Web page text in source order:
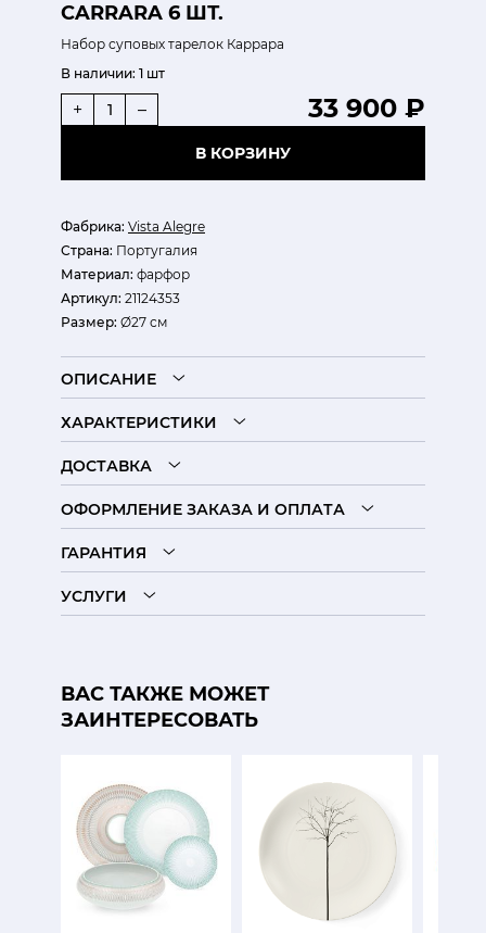
CARRARA 6 ШТ.
Набор суповых тарелок Каррара
Фабрика: Vista Alegre
Страна: Португалия
Материал: фарфор
Артикул: 21124353
Размер: Ø27 см
В наличии: 1 шт
33 900 ₽
+ –
В КОРЗИНУ
ОПИСАНИЕ
ХАРАКТЕРИСТИКИ
ДОСТАВКА
ОФОРМЛЕНИЕ ЗАКАЗА И ОПЛАТА
ГАРАНТИЯ
УСЛУГИ
ВАС ТАКЖЕ МОЖЕТ
ЗАИНТЕРЕСОВАТЬ